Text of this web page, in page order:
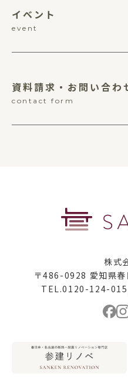
イベント
event
資料請求・お問い合わ
contact form
株式
〒486-0928 愛知県春
TEL.0120-124-